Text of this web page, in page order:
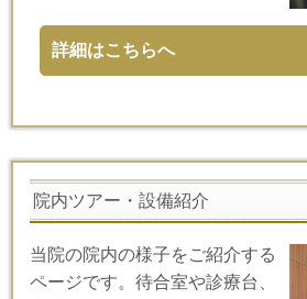
詳細はこちらへ
院内ツアー・設備紹介
当院の院内の様子をご紹介する
ページです。待合室や診療台、